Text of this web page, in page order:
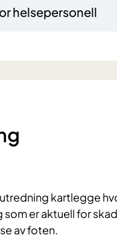
helsepersonell
kartlegge
som er aktuell for
av foten.